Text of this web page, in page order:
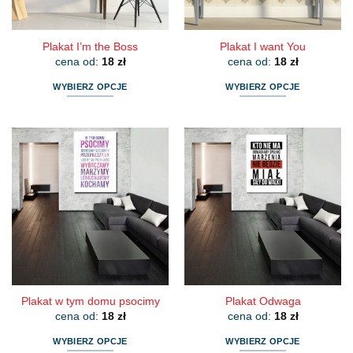
produktu
produktu
Plakat I’m the Boss
cena od: 18 zł
WYBIERZ OPCJE
ma
wiele
wariantów.
Opcje
można
wybrać
na
stronie
Plakat I want You
cena od: 18 zł
WYBIERZ OPCJE
ma
wiele
wariantów.
Opcje
można
wybrać
na
stronie
Plakat w tym domu psocimy
cena od: 18 zł
WYBIERZ OPCJE
Plakat Odwaga
cena od: 18 zł
WYBIERZ OPCJE